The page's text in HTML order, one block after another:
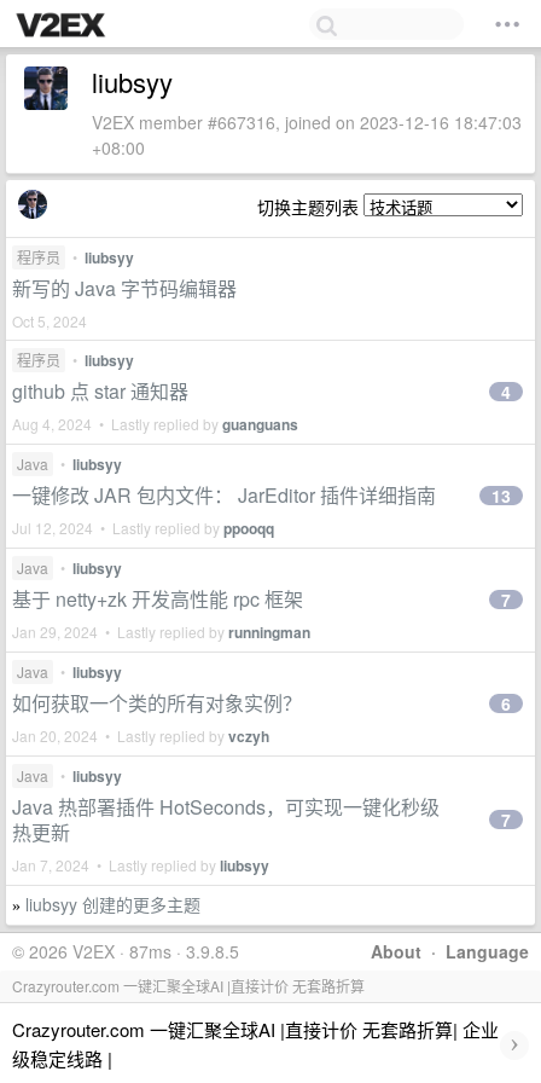
liubsyy
V2EX member #667316, joined on 2023-12-16 18:47:03
+08:00
切换主题列表
程序员 • liubsyy
新写的 Java 字节码编辑器
Oct 5, 2024
程序员
• liubsyy
github 点 star 通知器
Aug 4, 2024 • Lastly replied byguanguans
4
Java • liubsyy
一键修改 JAR 包内文件： JarEditor 插件详细指南
Jul 12, 2024 • Lastly replied byppooqq
13
Java • liubsyy
基于 netty+zk 开发高性能 rpc 框架
Jan 29, 2024 • Lastly replied byrunningman
7
Java • liubsyy
如何获取一个类的所有对象实例？
Jan 20, 2024 • Lastly replied byvczyh
6
Java • liubsyy
Java 热部署插件 HotSeconds，可实现一键化秒级
热更新
Jan 7, 2024 • Lastly replied byliubsyy
7
» liubsyy 创建的更多主题
About · Language
© 2026 V2EX · 87ms · 3.9.8.5
Crazyrouter.com 一键汇聚全球AI |直接计价 无套路折算
Crazyrouter.com 一键汇聚全球AI |直接计价 无套路折算| 企业
级稳定线路 |
›